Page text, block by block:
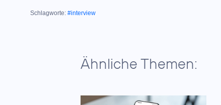
Schlagworte: #interview
Ähnliche Themen: